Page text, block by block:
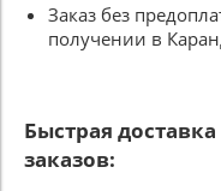
Заказ без
получении в
Быстрая
заказов: